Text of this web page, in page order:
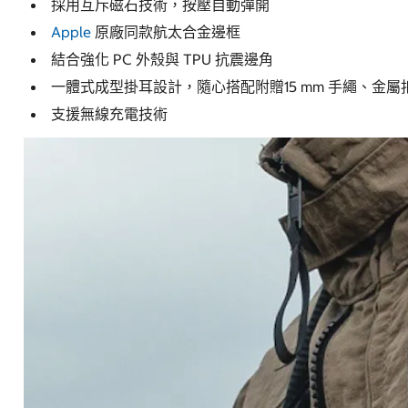
採用互斥磁石技術，按壓自動彈開
Apple 原廠同款航太合金邊框
結合強化 PC 外殼與 TPU 抗震邊角
一體式成型掛耳設計，隨心搭配附贈15 mm 手繩、金屬
支援無線充電技術